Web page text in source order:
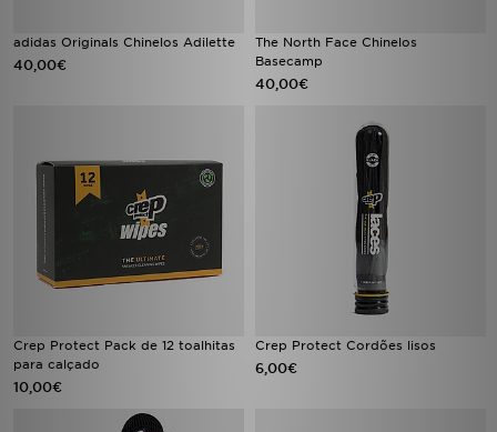
adidas Originals Chinelos Adilette
40,00€
The North Face Chinelos
Basecamp
40,00€
Crep Protect Pack de 12 toalhitas
para calçado
10,00€
Crep Protect Cordões lisos
6,00€